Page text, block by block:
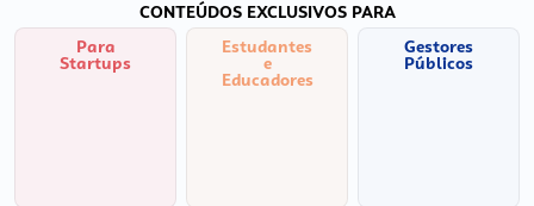
CONTEÚDOS EXCLUSIVOS PARA
Para
Startups
Estudantes
e
Educadores
Gestores
Públicos